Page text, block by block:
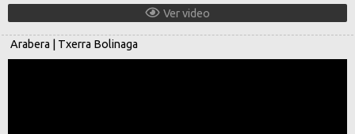
Ver video
Arabera | Txerra Bolinaga